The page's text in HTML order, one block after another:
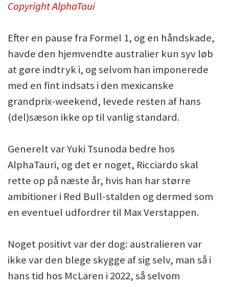
Copyright AlphaTaui
Efter en pause fra Formel 1, og en håndskade,
havde den hjemvendte australier kun syv løb
at gøre indtryk i, og selvom han imponerede
med en fint indsats i den mexicanske
grandprix-weekend, levede resten af hans
(del)sæson ikke op til vanlig standard.
Generelt var Yuki Tsunoda bedre hos
AlphaTauri, og det er noget, Ricciardo skal
rette op på næste år, hvis han har større
ambitioner i Red Bull-stalden og dermed som
en eventuel udfordrer til Max Verstappen.
Noget positivt var der dog: australieren var
ikke var den blege skygge af sig selv, man så i
hans tid hos McLaren i 2022, så selvom